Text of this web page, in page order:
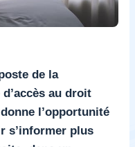
de la
au droit
l’opportunité
s’informer plus